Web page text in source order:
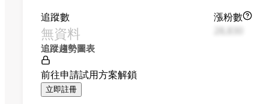
追蹤數
無資料
漲粉數
追蹤趨勢圖表
前往申請試用方案解鎖
立即註冊